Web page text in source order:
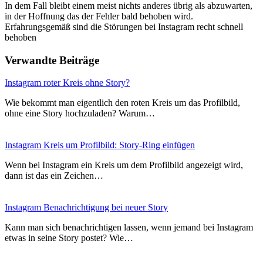
In dem Fall bleibt einem meist nichts anderes übrig als abzuwarten,
in der Hoffnung das der Fehler bald behoben wird.
Erfahrungsgemäß sind die Störungen bei Instagram recht schnell
behoben
Verwandte Beiträge
Instagram roter Kreis ohne Story?
Wie bekommt man eigentlich den roten Kreis um das Profilbild,
ohne eine Story hochzuladen? Warum…
Instagram Kreis um Profilbild: Story-Ring einfügen
Wenn bei Instagram ein Kreis um dem Profilbild angezeigt wird,
dann ist das ein Zeichen…
Instagram Benachrichtigung bei neuer Story
Kann man sich benachrichtigen lassen, wenn jemand bei Instagram
etwas in seine Story postet? Wie…